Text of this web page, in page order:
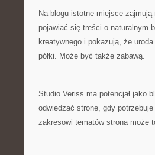
Na blogu istotne miejsce
pojawiać się treści o naturalnym
kreatywnego i pokazują, że
półki. Może być także zabawą.
Studio Veriss ma potencjał jako
odwiedzać stronę, gdy
zakresowi tematów strona może